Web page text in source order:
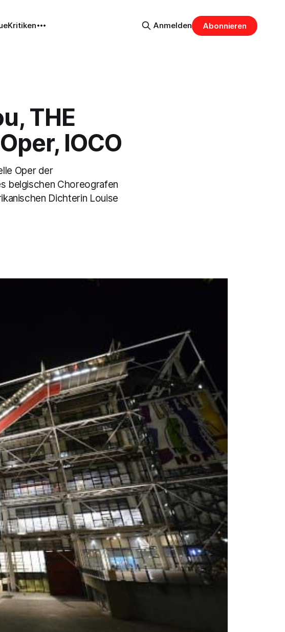
Kritiken Anmelden Abonnieren
THE
IOCO
Oper der
belgischen Choreografen
Dichterin Louise